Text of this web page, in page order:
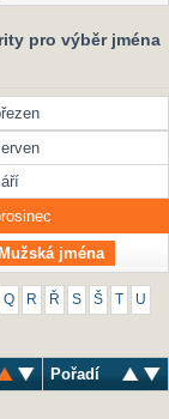
pro výběr jména
Mužská jména
Q R Ř S Š U
Pořadí